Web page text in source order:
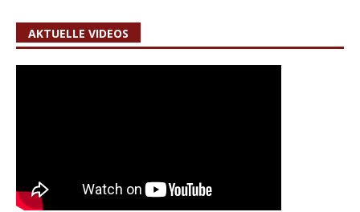
AKTUELLE VIDEOS